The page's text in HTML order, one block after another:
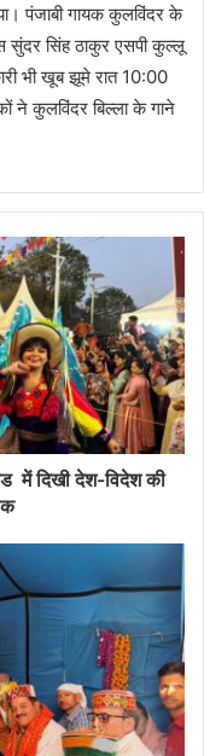
पंजाबी गायक कुलविंदर के
सुंदर सिंह ठाकुर एसपी कुल्लू
भी खूब झूमे रात 10:00
ने कुलविंदर बिल्ला के गाने
में दिखी देश-विदेश की